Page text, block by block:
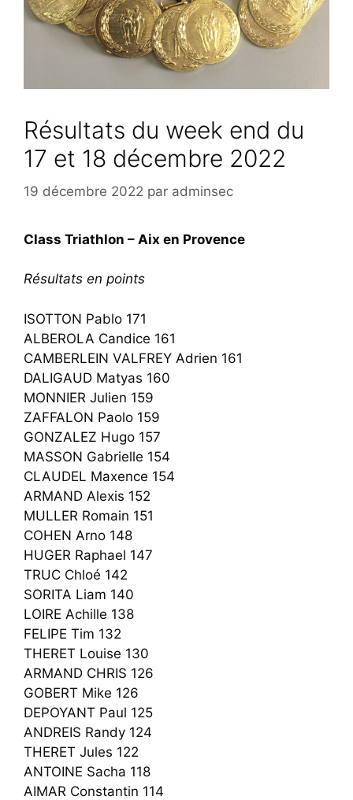
Résultats du week end du
17 et 18 décembre 2022
19 décembre 2022 par adminsec
Class Triathlon – Aix en Provence
Résultats en points
ISOTTON Pablo 171
ALBEROLA Candice 161
CAMBERLEIN VALFREY Adrien 161
DALIGAUD Matyas 160
MONNIER Julien 159
ZAFFALON Paolo 159
GONZALEZ Hugo 157
MASSON Gabrielle 154
CLAUDEL Maxence 154
ARMAND Alexis 152
MULLER Romain 151
COHEN Arno 148
HUGER Raphael 147
TRUC Chloé 142
SORITA Liam 140
LOIRE Achille 138
FELIPE Tim 132
THERET Louise 130
ARMAND CHRIS 126
GOBERT Mike 126
DEPOYANT Paul 125
ANDREIS Randy 124
THERET Jules 122
ANTOINE Sacha 118
AIMAR Constantin 114